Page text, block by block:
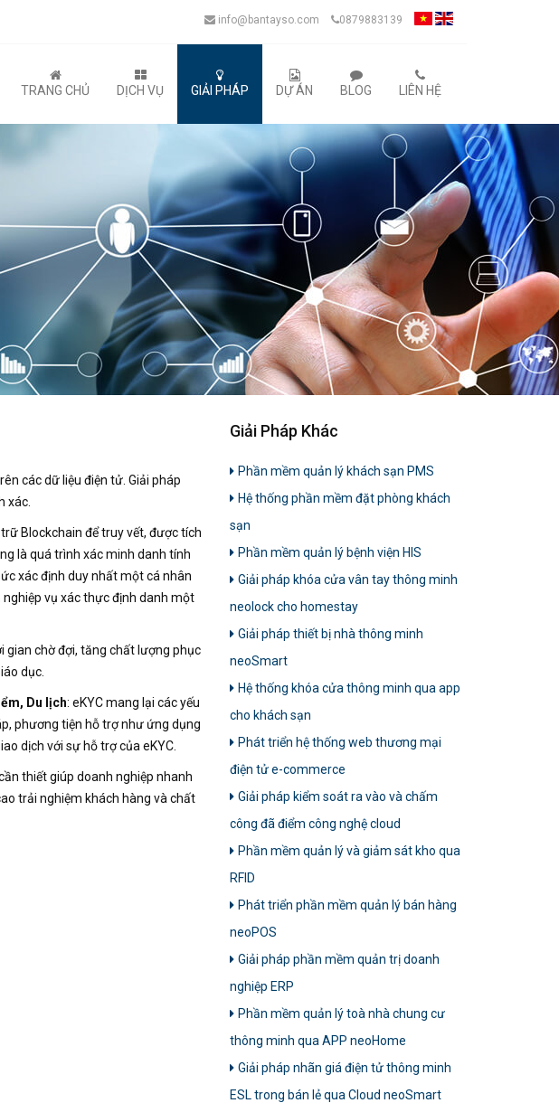
info@bantayso.com 0879883139
TRANG CHỦ DỊCH VỤ GIẢI PHÁP DỰ ÁN BLOG LIÊN HỆ
các dữ liệu điện tử. Giải pháp
xác.
Blockchain để truy vết, được tích
là quá trình xác minh danh tính
xác định duy nhất một cá nhân
vụ xác thực định danh một
gian chờ đợi, tăng chất lượng phục
dục.
Du lịch: eKYC mang lại các yếu
phương tiện hỗ trợ như ứng dụng
dịch với sự hỗ trợ của eKYC.
thiết giúp doanh nghiệp nhanh
trải nghiệm khách hàng và chất
Giải Pháp Khác
Phần mềm quản lý khách sạn PMS
Hệ thống phần mềm đặt phòng khách
sạn
Phần mềm quản lý bệnh viện HIS
Giải pháp khóa cửa vân tay thông minh
neolock cho homestay
Giải pháp thiết bị nhà thông minh
neoSmart
Hệ thống khóa cửa thông minh qua app
cho khách sạn
Phát triển hệ thống web thương mại
điện tử e-commerce
Giải pháp kiểm soát ra vào và chấm
công đã điểm công nghệ cloud
Phần mềm quản lý và giảm sát kho qua
RFID
Phát triển phần mềm quản lý bán hàng
neoPOS
Giải pháp phần mềm quản trị doanh
nghiệp ERP
Phần mềm quản lý toà nhà chung cư
thông minh qua APP neoHome
Giải pháp nhãn giá điện tử thông minh
ESL trong bán lẻ qua Cloud neoSmart